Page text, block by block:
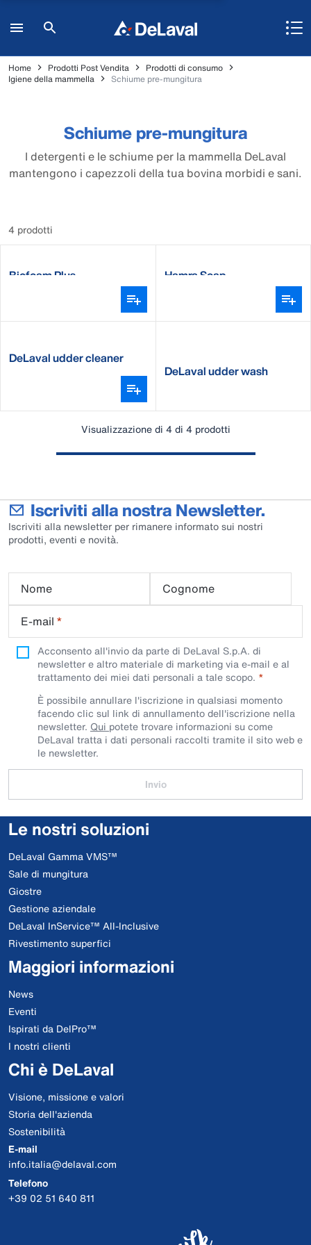
Home Prodotti Post Vendita
Prodotti di consumo
Igiene della mammella
Schiume pre-mungitura
Schiume pre-mungitura
I detergenti e le schiume per la mammella DeLaval
mantengono i capezzoli della tua bovina morbidi e sani.
4 prodotti
Biofoam Plus Hamra Soap
DeLaval udder cleaner
DeLaval udder wash
Visualizzazione di 4 di 4 prodotti
Iscriviti alla nostra Newsletter.
Iscriviti alla newsletter per rimanere informato sui nostri
prodotti, eventi e novità.
Nome
Cognome
E-mail *
Acconsento all'invio da parte di DeLaval S.p.A. di
newsletter e altro materiale di marketing via e-mail e al
trattamento dei miei dati personali a tale scopo.
È possibile annullare l'iscrizione in qualsiasi momento
facendo clic sul link di annullamento dell'iscrizione nella
newsletter. Qui potete trovare informazioni su come
DeLaval tratta i dati personali raccolti tramite il sito web e
le newsletter.
Invio
Le nostri soluzioni
DeLaval Gamma VMS™
Sale di mungitura
Giostre
Gestione aziendale
DeLaval InService™ All-Inclusive
Rivestimento superfici
Maggiori informazioni
News
Eventi
Ispirati da DelPro™
I nostri clienti
Chi è DeLaval
Visione, missione e valori
Storia dell'azienda
Sostenibilità
E-mail
info.italia@delaval.com
Telefono
+39 02 51 640 811